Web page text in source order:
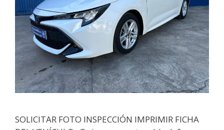
SOLICITAR FOTO INSPECCIÓN IMPRIMIR FICHA